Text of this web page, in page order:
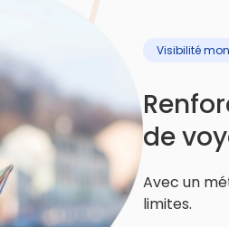
Visibilité
de
Avec un
limites.